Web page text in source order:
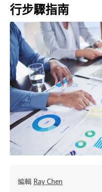
行步驟指南
編輯 Ray Chen